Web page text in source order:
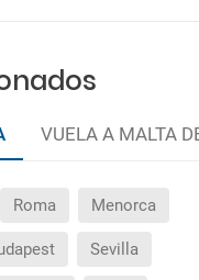
VUELA A MALTA
Roma Menorca
Sevilla